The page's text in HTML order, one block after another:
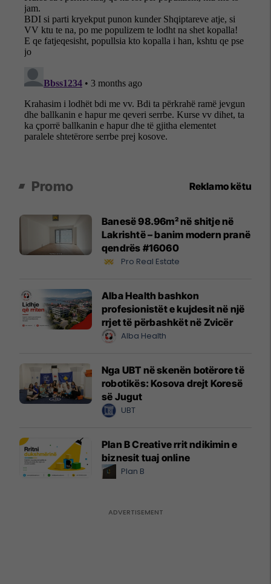
Promo Reklamo këtu
Banesë 98.96m² në shitje në
Lakrishtë – banim modern pranë
qendrës #16060
Pro Real Estate
Alba Health bashkon
profesionistët e kujdesit në një
rrjet të përbashkët në Zvicër
Alba Health
Nga UBT në skenën botërore të
robotikës: Kosova drejt Koresë
së Jugut
UBT
Plan B Creative rrit ndikimin e
biznesit tuaj online
Plan B